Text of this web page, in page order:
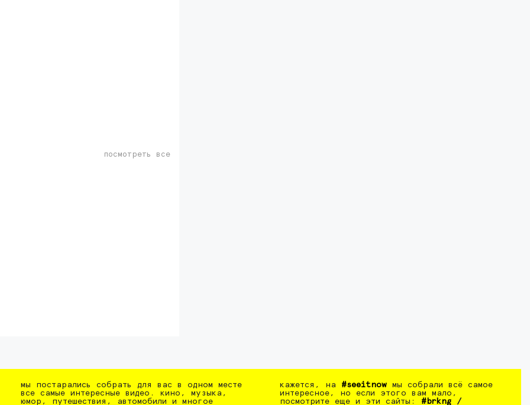
посмотреть все
мы постарались собрать для вас в одном месте
все самые интересные видео. кино, музыка,
юмор, путешествия, автомобили и многое
кажется, на #seeitnow мы собрали всё самое
интересное, но если этого вам мало,
посмотрите еще и эти сайты: #brkng /